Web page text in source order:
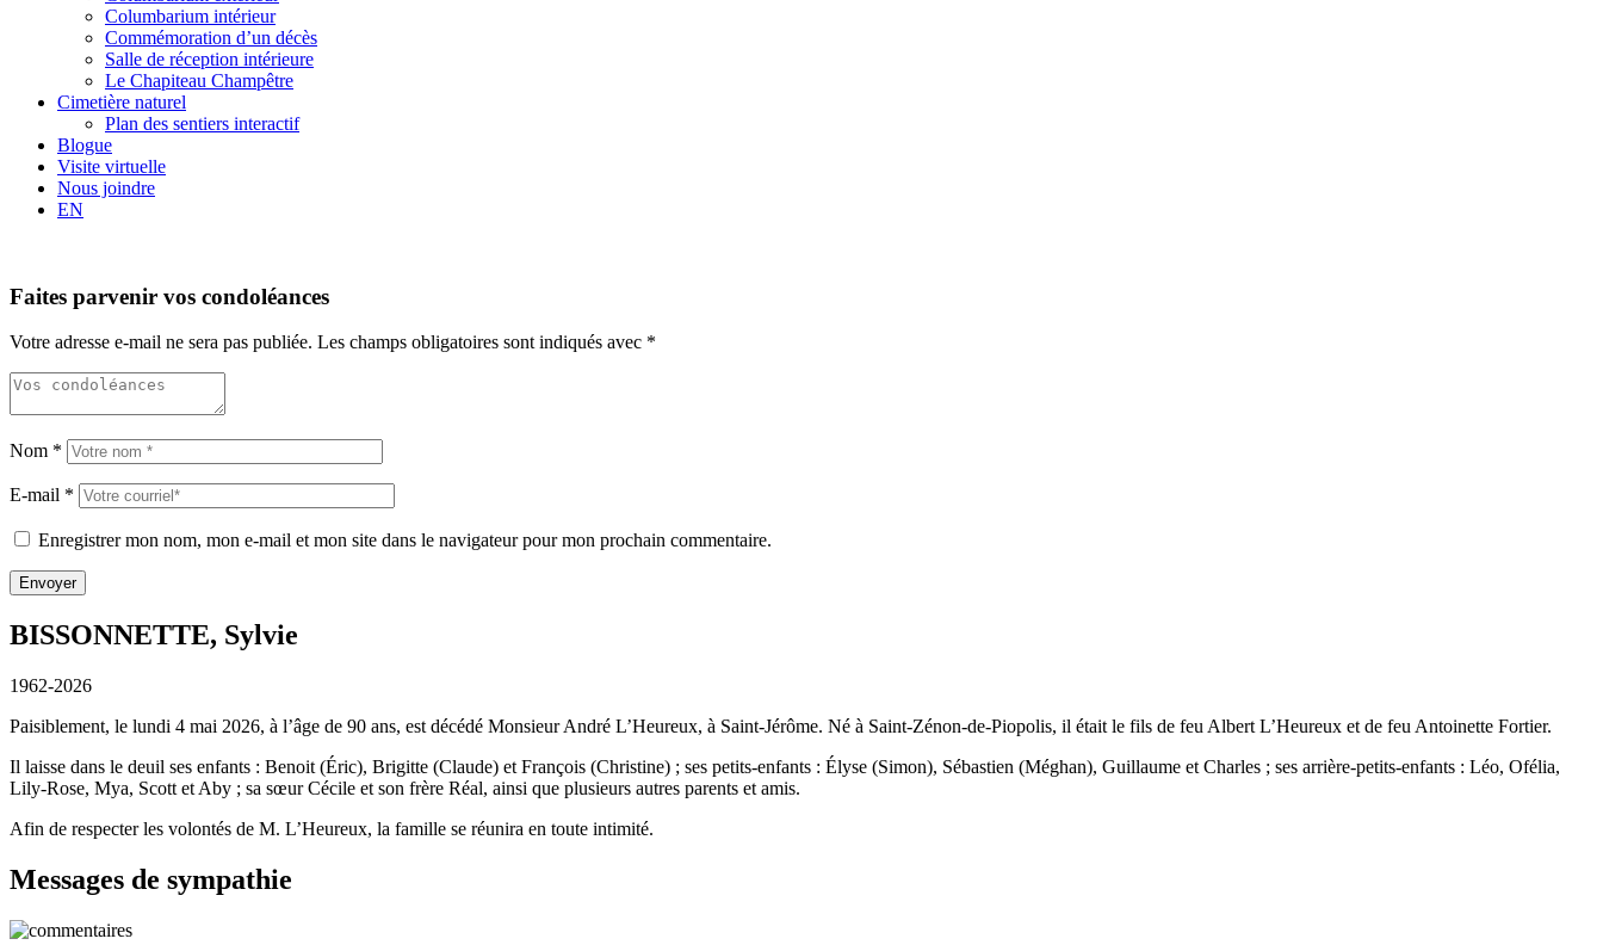
Columbarium intérieur
Commémoration d’un décès
Salle de réception intérieure
Le Chapiteau Champêtre
Cimetière naturel
Plan des sentiers interactif
Blogue
Visite virtuelle
Nous joindre
EN
Faites parvenir vos condoléances
Votre adresse e-mail ne sera pas publiée. Les champs obligatoires sont indiqués avec *
Nom *
E-mail *
Enregistrer mon nom, mon e-mail et mon site dans le navigateur pour mon prochain commentaire.
BISSONNETTE, Sylvie
1962-2026
Paisiblement, le lundi 4 mai 2026, à l’âge de 90 ans, est décédé Monsieur André L’Heureux, à Saint-Jérôme. Né à Saint-Zénon-de-Piopolis, il était le fils de feu Albert L’Heureux et de feu Antoinette Fortier.
Il laisse dans le deuil ses enfants : Benoit (Éric), Brigitte (Claude) et François (Christine) ; ses petits-enfants : Élyse (Simon), Sébastien (Méghan), Guillaume et Charles ; ses arrière-petits-enfants : Léo, Ofélia,
Lily-Rose, Mya, Scott et Aby ; sa sœur Cécile et son frère Réal, ainsi que plusieurs autres parents et amis.
Afin de respecter les volontés de M. L’Heureux, la famille se réunira en toute intimité.
Messages de sympathie